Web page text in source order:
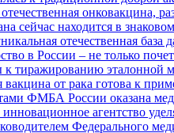
онковакцина,
сейчас находится в
отечественная
в России – не только
тиражированию эталонной
от рака готова к
ФМБА России оказана
агентство
Федерального